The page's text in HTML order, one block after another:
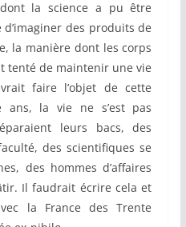
dont la science a pu être
des produits de
la manière dont les corps
tenté de maintenir une vie
faire l’objet de cette
ans, la vie ne s’est pas
leurs bacs, des
des scientifiques se
des hommes d’affaires
Il faudrait écrire cela et
la France des Trente